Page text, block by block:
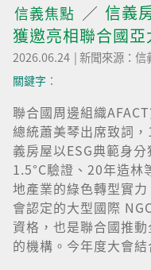
信義焦點
信義
獲邀亮相聯合國亞
2026.06.24 |新聞來源：信
關鍵字︰
聯合國周邊組織
總統蕭美琴出席致詞
義房屋以ESG典範身
1.5°C驗證、20年造林
地產業的綠色轉型實
會認定的大型國際
資格，也是聯合國推
的機構。今年度大會